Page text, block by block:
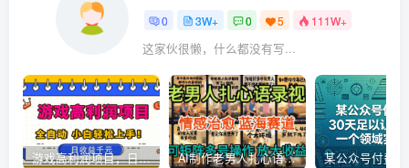
0 3W+ 0 5 111W+
这家伙很懒，什么都没有写...
游戏高利润项目，日收益1k+，全自动，无需值守，解放双手，小白轻松上手【揭秘】 AI制作老男人扎心语录，5分钟一条，操作简单，流量非常大，保姆级教程